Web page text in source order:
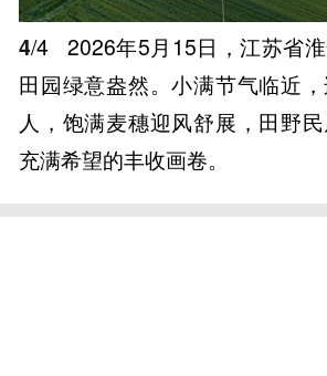
4/4
2026年5月15日，江苏省
田园绿意盎然。小满节气临近
人，饱满麦穗迎风舒展，田野
充满希望的丰收画卷。